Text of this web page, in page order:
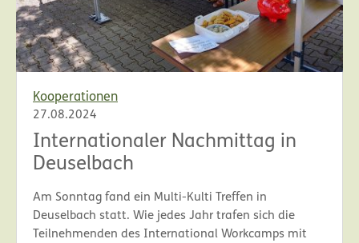
Kooperationen
27.08.2024
Internationaler Nachmittag in
Deuselbach
Am Sonntag fand ein Multi-Kulti Treffen in
Deuselbach statt. Wie jedes Jahr trafen sich die
Teilnehmenden des International Workcamps mit